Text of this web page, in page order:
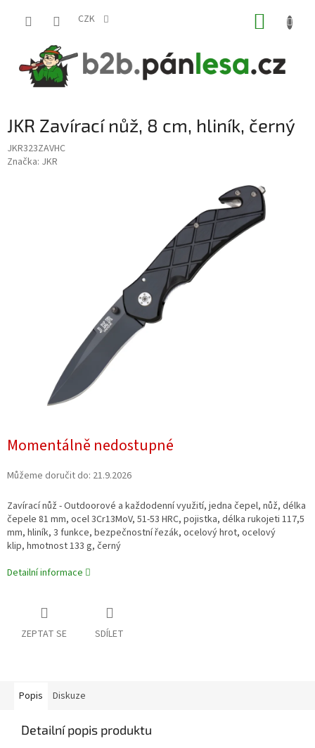
CZK
JKR Zavírací nůž, 8 cm, hliník, černý
JKR323ZAVHC
Značka: JKR
Momentálně nedostupné
Můžeme doručit do: 21.9.2026
Zavírací nůž - Outdoorové a každodenní využití, jedna čepel, nůž, délka
čepele 81 mm, ocel3Cr13MoV, 51-53 HRC, pojistka, délka rukojeti 117,5
mm, hliník, 3 funkce, bezpečnostní řezák, ocelový hrot, ocelový
klip, hmotnost 133 g, černý
Detailní informace
ZEPTAT SE SDÍLET
Popis Diskuze
Detailní popis produktu